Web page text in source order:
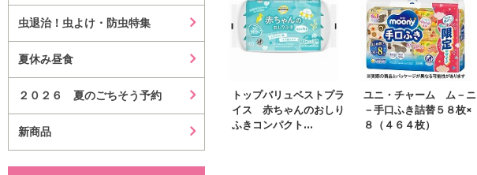
虫退治！虫よけ・防虫特集
夏休み昼食
２０２６ 夏のごちそう予約
新商品
トップバリュベストプラ
イス 赤ちゃんのおしり
ふきコンパクト...
ユニ・チャーム ム－ニ
－手口ふき詰替５８枚×
８（４６４枚）